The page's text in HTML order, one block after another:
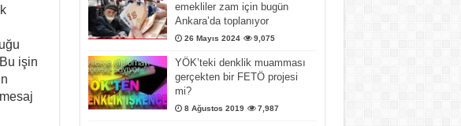
işin
emekliler zam için bugün
Ankara’da toplanıyor
26 Mayıs 2024 9,075
YÖK’teki denklik muamması
gerçekten bir FETÖ projesi
mi?
8 Ağustos 2019 7,987